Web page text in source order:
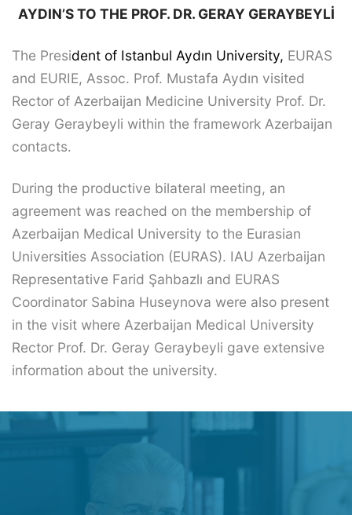
AYDIN’S TO THE PROF. DR. GERAY GERAYBEYLİ
The President of Istanbul Aydın University, EURAS
and EURIE, Assoc. Prof. Mustafa Aydın visited
Rector of Azerbaijan Medicine University Prof. Dr.
Geray Geraybeyli within the framework Azerbaijan
contacts.
During the productive bilateral meeting, an
agreement was reached on the membership of
Azerbaijan Medical University to the Eurasian
Universities Association (EURAS). IAU Azerbaijan
Representative Farid Şahbazlı and EURAS
Coordinator Sabina Huseynova were also present
in the visit where Azerbaijan Medical University
Rector Prof. Dr. Geray Geraybeyli gave extensive
information about the university.